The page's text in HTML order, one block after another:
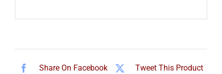
Share On Facebook Tweet This Product